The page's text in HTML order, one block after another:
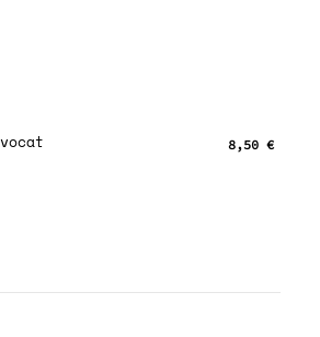
8,50 €